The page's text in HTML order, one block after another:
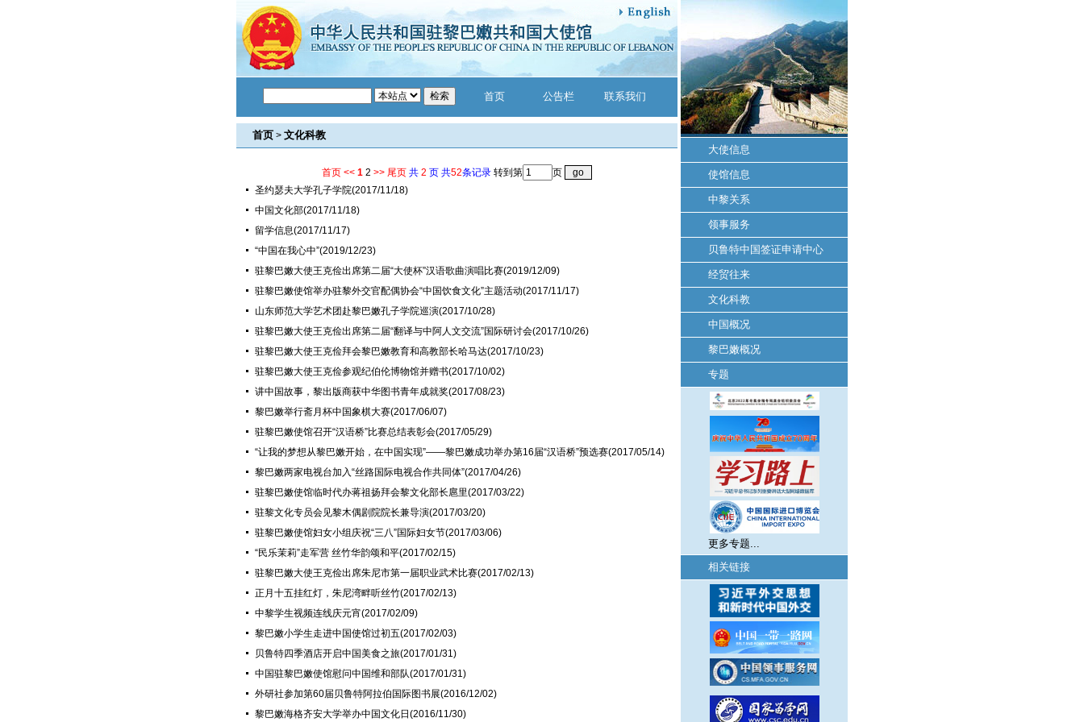
首页 公告栏 联系我们
首页 > 文化科教
首页 << 1 2 >> 尾页 共 2 页 共52条记录 转到第
页
圣约瑟夫大学孔子学院(2017/11/18)
中国文化部(2017/11/18)
留学信息(2017/11/17)
“中国在我心中”(2019/12/23)
驻黎巴嫩大使王克俭出席第二届“大使杯”汉语歌曲演唱比赛(2019/12/09)
驻黎巴嫩使馆举办驻黎外交官配偶协会“中国饮食文化”主题活动(2017/11/17)
山东师范大学艺术团赴黎巴嫩孔子学院巡演(2017/10/28)
驻黎巴嫩大使王克俭出席第二届“翻译与中阿人文交流”国际研讨会(2017/10/26)
驻黎巴嫩大使王克俭拜会黎巴嫩教育和高教部长哈马达(2017/10/23)
驻黎巴嫩大使王克俭参观纪伯伦博物馆并赠书(2017/10/02)
讲中国故事，黎出版商获中华图书青年成就奖(2017/08/23)
黎巴嫩举行斋月杯中国象棋大赛(2017/06/07)
驻黎巴嫩使馆召开“汉语桥”比赛总结表彰会(2017/05/29)
“让我的梦想从黎巴嫩开始，在中国实现”——黎巴嫩成功举办第16届“汉语桥”预选赛(2017/05/14)
黎巴嫩两家电视台加入“丝路国际电视合作共同体”(2017/04/26)
驻黎巴嫩使馆临时代办蒋祖扬拜会黎文化部长扈里(2017/03/22)
驻黎文化专员会见黎木偶剧院院长兼导演(2017/03/20)
驻黎巴嫩使馆妇女小组庆祝“三八”国际妇女节(2017/03/06)
“民乐茉莉”走军营 丝竹华韵颂和平(2017/02/15)
驻黎巴嫩大使王克俭出席朱尼市第一届职业武术比赛(2017/02/13)
正月十五挂红灯，朱尼湾畔听丝竹(2017/02/13)
中黎学生视频连线庆元宵(2017/02/09)
黎巴嫩小学生走进中国使馆过初五(2017/02/03)
贝鲁特四季酒店开启中国美食之旅(2017/01/31)
中国驻黎巴嫩使馆慰问中国维和部队(2017/01/31)
外研社参加第60届贝鲁特阿拉伯国际图书展(2016/12/02)
黎巴嫩海格齐安大学举办中国文化日 (2016/11/30)
大使信息
使馆信息
中黎关系
领事服务
贝鲁特中国签证申请中心
经贸往来
文化科教
中国概况
黎巴嫩概况
专题
更多专题...
相关链接